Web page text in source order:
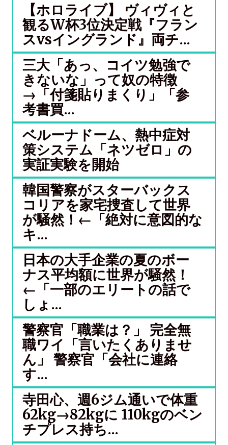
【ホロライブ】 ヴィヴィと
観るW杯3位決定戦『フラン
スvsイングランド』両チ...
三大「あっ、コイツ勉強で
きないな」って奴の特徴
→「付箋貼りまくり」「参
考書買...
ベルーナドーム、熱中症対
策システム「ネツゼロ」の
実証実験を開始
韓国警察がスターバックス
コリアを家宅捜査して世界
が騒然！←「絶対に意図的な
キ...
日本の大手企業の夏のボー
ナス平均額に世界が騒然！
←「一部のエリートの話で
しょ...
警察官「職業は？」 完全無
職ワイ「言いたくありませ
ん」 警察官「会社に連絡
す...
寺田心、週6ジム通いで体重
62kg→82kgに 110kgのベン
チプレス持ち...